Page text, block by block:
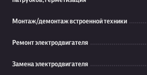
Монтаж/демонтаж встроенной техники
Ремонт электродвигателя
Замена электродвигателя